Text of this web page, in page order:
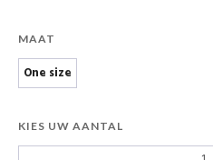
MAAT
One size
KIES UW AANTAL